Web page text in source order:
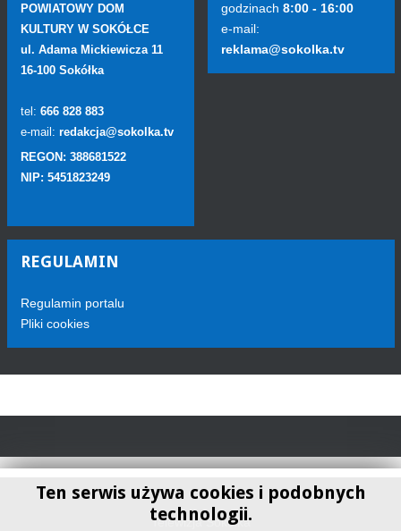
POWIATOWY DOM
KULTURY W SOKÓŁCE
ul. Adama Mickiewicza 11
16-100 Sokółka
tel: 666 828 883
e-mail: redakcja@sokolka.tv
REGON: 388681522
NIP: 5451823249
godzinach 8:00 - 16:00
e-mail:
reklama@sokolka.tv
REGULAMIN
Regulamin portalu
Pliki cookies
Ten serwis używa cookies i podobnych
technologii.
Telewizja Sokółka